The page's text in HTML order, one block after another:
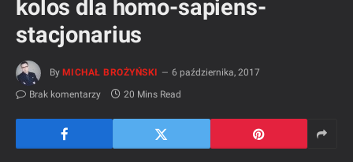
kolos dla homo-sapiens-
stacjonarius
By MICHAŁ BROŻYŃSKI
6 października, 2017
Brak komentarzy
20 Mins Read